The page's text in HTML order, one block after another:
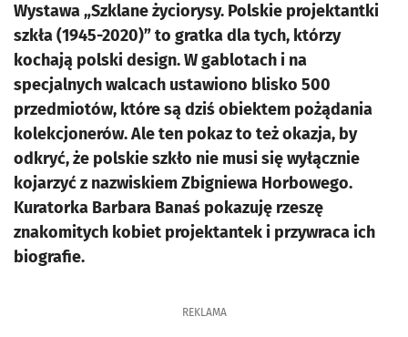
Wystawa „Szklane życiorysy. Polskie projektantki
szkła (1945-2020)” to gratka dla tych, którzy
kochają polski design. W gablotach i na
specjalnych walcach ustawiono blisko 500
przedmiotów, które są dziś obiektem pożądania
kolekcjonerów. Ale ten pokaz to też okazja, by
odkryć, że polskie szkło nie musi się wyłącznie
kojarzyć z nazwiskiem Zbigniewa Horbowego.
Kuratorka Barbara Banaś pokazuję rzeszę
znakomitych kobiet projektantek i przywraca ich
biografie.
REKLAMA